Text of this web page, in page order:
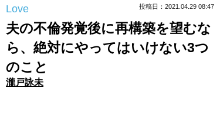
Love 投稿日：2021.04.29 08:47
夫の不倫発覚後に再構築を望むな
ら、絶対にやってはいけない3つ
のこと
瀧戸詠未